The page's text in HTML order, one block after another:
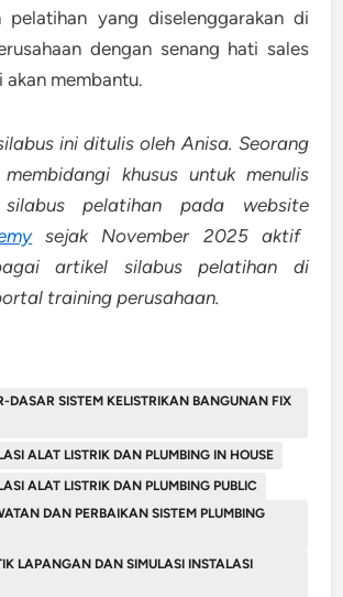
pelatihan yang diselenggarakan di
dengan senang hati sales
akan membantu.
ini ditulis oleh Anisa. Seorang
khusus untuk menulis
pelatihan pada website
sejak November 2025 aktif
artikel silabus pelatihan di
training perusahaan.
DASAR SISTEM KELISTRIKAN BANGUNAN FIX
ALAT LISTRIK DAN PLUMBING IN HOUSE
ALAT LISTRIK DAN PLUMBING PUBLIC
DAN PERBAIKAN SISTEM PLUMBING
LAPANGAN DAN SIMULASI INSTALASI